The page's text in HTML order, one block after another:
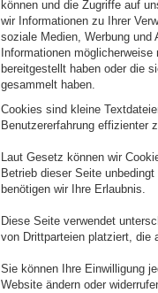
können und die Zugriffe auf
wir Informationen zu Ihrer
soziale Medien, Werbung und
Informationen
bereitgestellt haben oder die
gesammelt haben.
Cookies sind kleine
Benutzererfahrung effizienter
Laut Gesetz können wir
Betrieb dieser Seite
benötigen wir Ihre Erlaubnis.
Diese Seite verwendet
von Drittparteien platziert, die
Sie können Ihre Einwilligung
Website ändern oder